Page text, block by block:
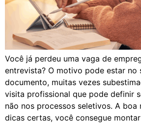
Você já perdeu uma vaga de
entrevista? O motivo pode estar no
documento, muitas vezes
visita profissional que pode definir
não nos processos seletivos. A boa
dicas certas, você consegue